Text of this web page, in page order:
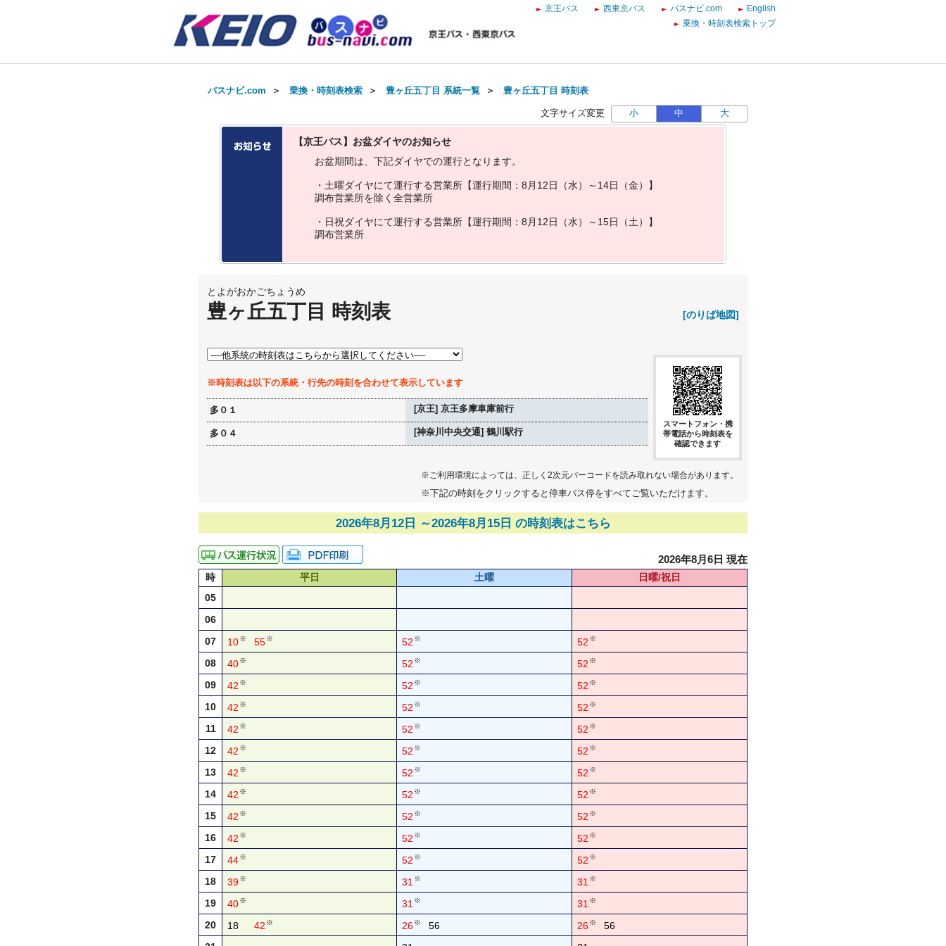
京王バス 西東京バス バスナビ.com
English
乗換・時刻表検索トップ
バスナビ.com ＞ 乗換・時刻表検索 ＞ 豊ヶ丘五丁目 系統一覧 ＞ 豊ヶ丘五丁目 時刻表
文字サイズ変更 小 中 大
【京王バス】お盆ダイヤのお知らせ
お盆期間は 下記ダイヤでの運行と な り ます。
・ 土曜ダイヤにて運行する営業所 【運行期間 ： 8 月 1 2日 （水） ～ 14日 （金）
】
調布営業所を除 く 全営業所
・ 日祝ダイヤにて運行する営業所 【運行期間 ： 8 月 1 2日 （水） ～ 15日 （土）
】
調布営業所
とよがおかごちょうめ
豊ヶ丘五丁目 時刻表 [のりば地図]
※時刻表は以下の系統・行先の時刻を合わせて表示しています
多０１ [京王] 京王多摩車庫前行
多０４ [神奈川中央交通] 鶴川駅行
スマートフォン・携
帯電話から時刻表を
確認できます
※ご利用環境によっては、正しく2次元バーコードを読み取れない場合があります。
※下記の時刻をクリックすると停車バス停をすべてご覧いただけます。
2026年8月12日 ～2026年8月15日 の時刻表はこちら
2026年8月6日 現在
時 平日 土曜
日曜/祝日
05
06
07
10※ 55※ 52 ※ 52 ※
08 40※ 52 ※ 52 ※
09 42 ※ 52 ※ 52 ※
10 42 ※ 52 ※ 52 ※
11 42 ※ 52 ※ 52 ※
12 42 ※ 52 ※ 52 ※
13 42 ※ 52 ※ 52 ※
14 42 ※ 52 ※ 52 ※
15 42 ※ 52 ※ 52 ※
16 42 ※ 52 ※ 52 ※
17 44※ 52 ※ 52 ※
18 39※ 31 ※ 31 ※
19 40※ 31 ※ 31 ※
20 18 42 ※ 26※ 56 26※
56